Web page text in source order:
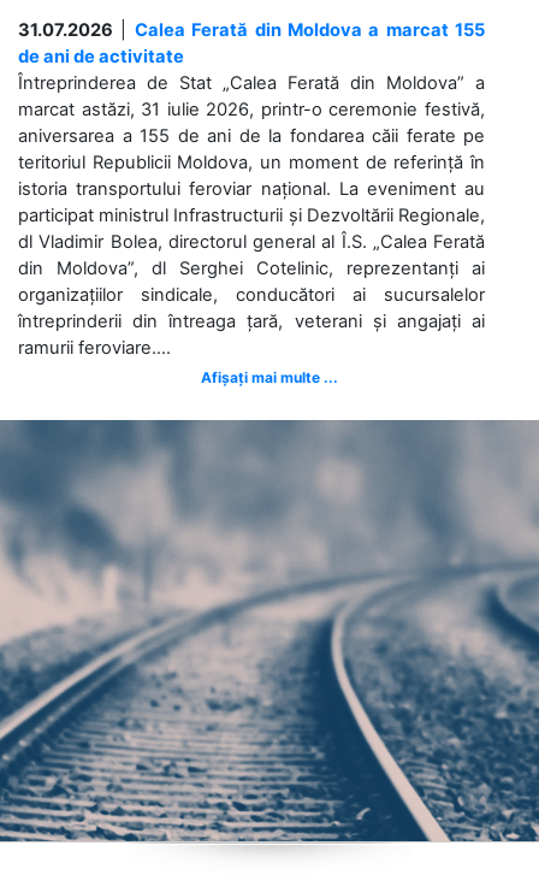
31.07.2026
Calea Ferată din Moldova a marcat 155
de ani de activitate
Întreprinderea de Stat „Calea Ferată din Moldova” a
marcat astăzi, 31 iulie 2026, printr-o ceremonie festivă,
aniversarea a 155 de ani de la fondarea căii ferate pe
teritoriul Republicii Moldova, un moment de referință în
istoria transportului feroviar național. La eveniment au
participat ministrul Infrastructurii și Dezvoltării Regionale,
dl Vladimir Bolea, directorul general al Î.S. „Calea Ferată
din Moldova”, dl Serghei Cotelinic, reprezentanți ai
organizațiilor sindicale, conducători ai sucursalelor
întreprinderii din întreaga țară, veterani și angajați ai
ramurii feroviare....
Afișați mai multe ...